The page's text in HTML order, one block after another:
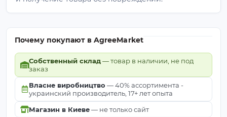
Почему покупают в AgreeMarket
Собственный склад— товар в наличии, не под
заказ
Власне виробництво — 40% ассортимента -
украинский производитель, 17+ лет опыта
Магазин в Киеве— не только сайт